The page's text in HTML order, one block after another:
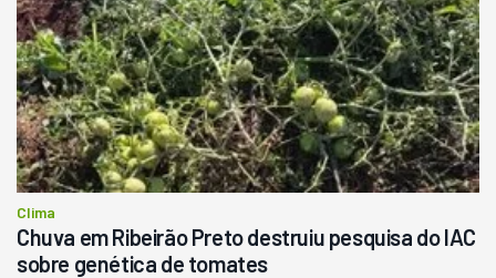
Clima
Chuva em Ribeirão Preto destruiu pesquisa do IAC
sobre genética de tomates